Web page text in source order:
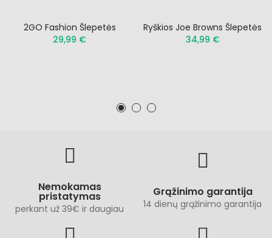
2GO Fashion Šlepetės
29,99 €
Ryškios Joe Browns Šlepetės
34,99 €
Nemokamas
pristatymas
perkant už 39€ ir daugiau
Grąžinimo garantija
14 dienų grąžinimo garantija